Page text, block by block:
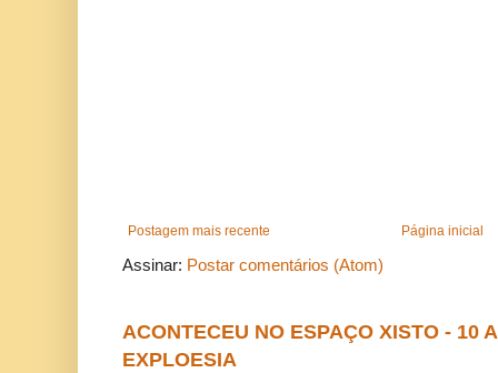
Postagem mais recente Página inicial
Assinar: Postar comentários (Atom)
ACONTECEU NO ESPAÇO XISTO - 10
EXPLOESIA